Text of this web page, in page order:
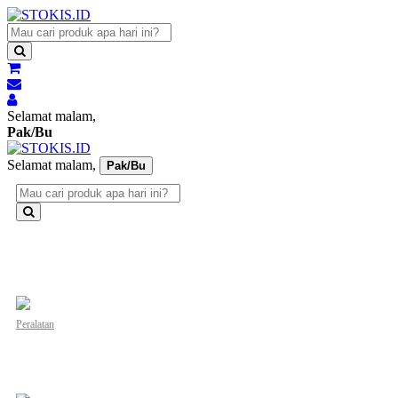
Selamat malam,
Pak/Bu
Selamat malam,
Pak/Bu
Peralatan